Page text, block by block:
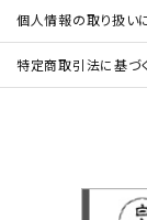
個人情報の取り扱い
特定商取引法に基づ